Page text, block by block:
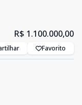
R$ 1.100.000,00
Favorito